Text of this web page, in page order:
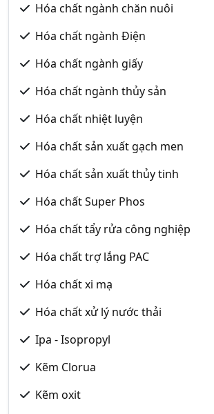
Hóa chất ngành chăn nuôi
Hóa chất ngành Điện
Hóa chất ngành giấy
Hóa chất ngành thủy sản
Hóa chất nhiệt luyện
Hóa chất sản xuất gạch men
Hóa chất sản xuất thủy tinh
Hóa chất Super Phos
Hóa chất tẩy rửa công nghiệp
Hóa chất trợ lắng PAC
Hóa chất xi mạ
Hóa chất xử lý nước thải
Ipa - Isopropyl
Kẽm Clorua
Kẽm oxit